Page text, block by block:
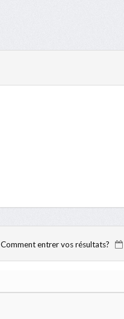
Comment entrer vos résultats?